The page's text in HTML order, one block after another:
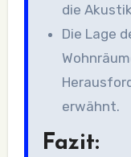
die
Die Lage
erwähnt.
Fazit: